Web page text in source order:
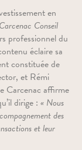
en
Conseil
professionnel du
éclaire sa
constituée de
et Rémi
Carcenac affirme
dirige : « Nous
des
et leur